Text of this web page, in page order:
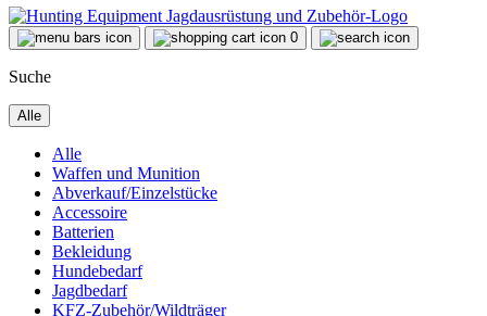
0
Suche
Alle
Alle
Waffen und Munition
Abverkauf/Einzelstücke
Accessoire
Batterien
Bekleidung
Hundebedarf
Jagdbedarf
KFZ-Zubehör/Wildträger